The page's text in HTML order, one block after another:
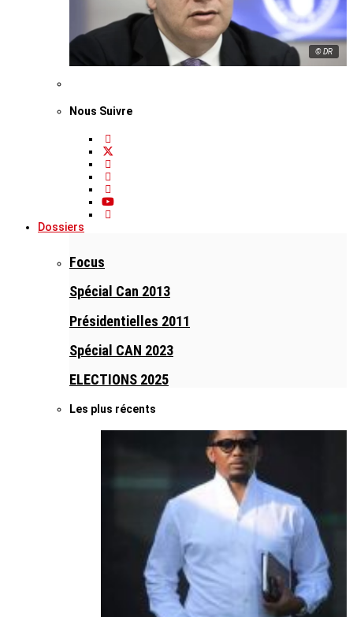
© DR
Nous Suivre
Dossiers
Focus
Spécial Can 2013
Présidentielles 2011
Spécial CAN 2023
ELECTIONS 2025
Les plus récents